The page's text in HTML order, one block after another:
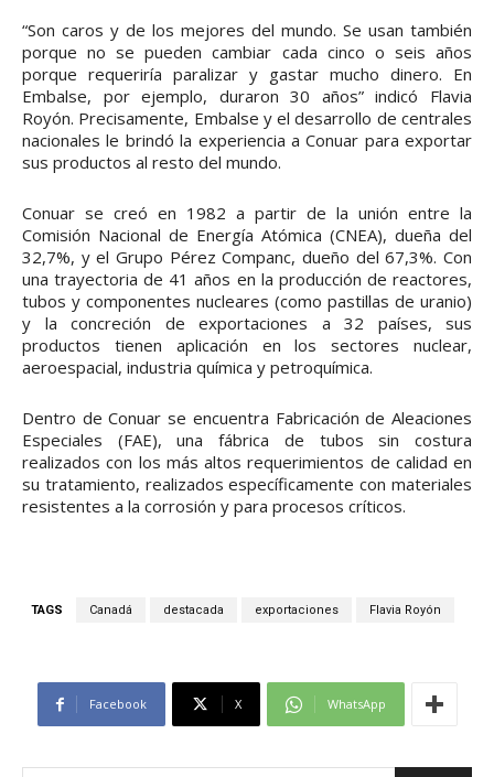
“Son caros y de los mejores del mundo. Se usan también
porque no se pueden cambiar cada cinco o seis años
porque requeriría paralizar y gastar mucho dinero. En
Embalse, por ejemplo, duraron 30 años” indicó Flavia
Royón. Precisamente, Embalse y el desarrollo de centrales
nacionales le brindó la experiencia a Conuar para exportar
sus productos al resto del mundo.
Conuar se creó en 1982 a partir de la unión entre la
Comisión Nacional de Energía Atómica (CNEA), dueña del
32,7%, y el Grupo Pérez Companc, dueño del 67,3%. Con
una trayectoria de 41 años en la producción de reactores,
tubos y componentes nucleares (como pastillas de uranio)
y la concreción de exportaciones a 32 países, sus
productos tienen aplicación en los sectores nuclear,
aeroespacial, industria química y petroquímica.
Dentro de Conuar se encuentra Fabricación de Aleaciones
Especiales (FAE), una fábrica de tubos sin costura
realizados con los más altos requerimientos de calidad en
su tratamiento, realizados específicamente con materiales
resistentes a la corrosión y para procesos críticos.
TAGS Canadá destacada exportaciones Flavia Royón
Facebook X WhatsApp